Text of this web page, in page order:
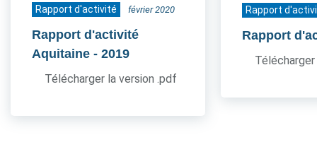
Rapport d'activité février 2020
Rapport d'activité
Aquitaine - 2019
Télécharger la version .pdf
Rapport
Rapport